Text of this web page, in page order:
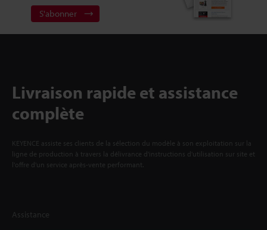
S'abonner
Livraison rapide et assistance
complète
KEYENCE assiste ses clients de la sélection du modèle à son exploitation sur la
ligne de production à travers la délivrance d'instructions d'utilisation sur site et
l'offre d'un service après-vente performant.
Assistance